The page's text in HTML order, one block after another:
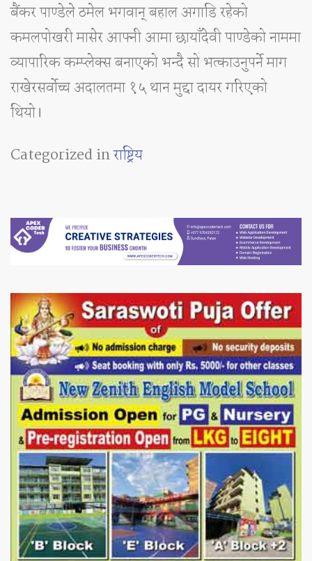
बैंकर पाण्डेले ठमेल भगवान् बहाल अगाडि रहेको
कमलपोखरी मासेर आफ्नी आमा छायाँदेवी पाण्डेको नाममा
व्यापारिक कम्प्लेक्स बनाएको भन्दै सो भत्काउनुपर्ने माग
राखेरसर्वोच्च अदालतमा १५ थान मुद्दा दायर गरिएको
थियो।
Categorized inराष्ट्रिय